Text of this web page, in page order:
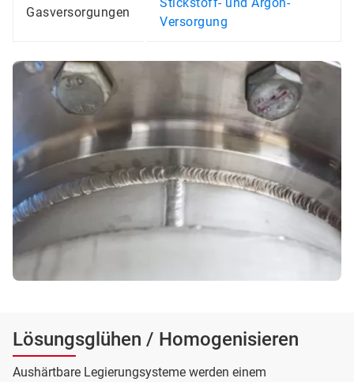
Gasversorgungen
Stickstoff- und Argon-
Versorgung
Lösungsglühen / Homogenisieren
Aushärtbare Legierungsysteme werden einem